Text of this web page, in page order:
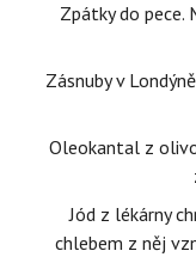
Zpátky do pece.
Zásnuby v
Oleokantal z
Jód z lékárny
chlebem z něj